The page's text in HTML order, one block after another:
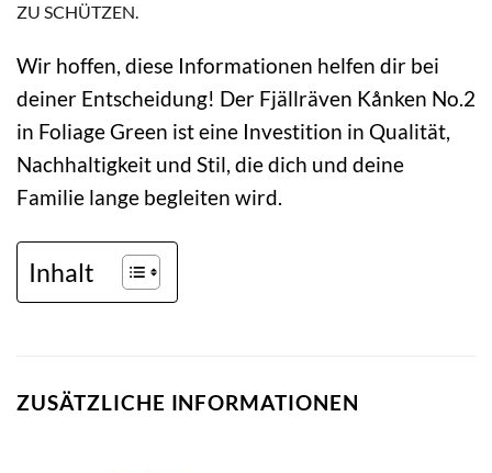
ZU SCHÜTZEN.
Wir hoffen, diese Informationen helfen dir bei
deiner Entscheidung! Der Fjällräven Kånken No.2
in Foliage Green ist eine Investition in Qualität,
Nachhaltigkeit und Stil, die dich und deine
Familie lange begleiten wird.
Inhalt
ZUSÄTZLICHE INFORMATIONEN